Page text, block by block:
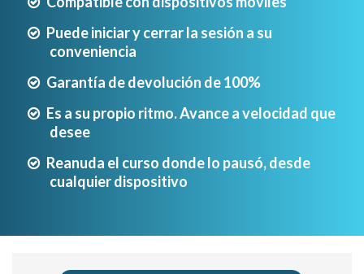
Puede iniciar y cerrar la sesión a su
conveniencia
Garantía de devolución de 100%
Es a su propio ritmo. Avance a velocidad que
desee
Reanuda el curso donde lo pausó, desde
cualquier dispositivo